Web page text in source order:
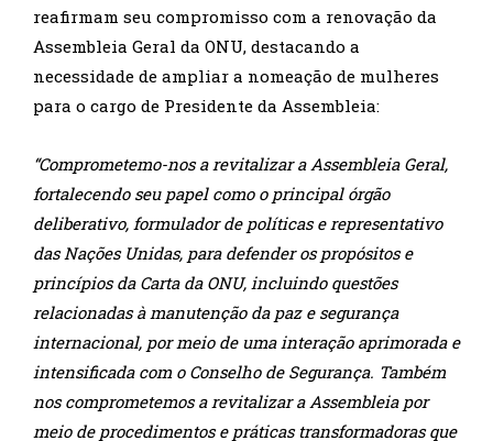
reafirmam seu compromisso com a renovação da
Assembleia Geral da ONU, destacando a
necessidade de ampliar a nomeação de mulheres
para o cargo de Presidente da Assembleia:
“Comprometemo-nos a revitalizar a Assembleia Geral,
fortalecendo seu papel como o principal órgão
deliberativo, formulador de políticas e representativo
das Nações Unidas, para defender os propósitos e
princípios da Carta da ONU, incluindo questões
relacionadas à manutenção da paz e segurança
internacional, por meio de uma interação aprimorada e
intensificada com o Conselho de Segurança. Também
nos comprometemos a revitalizar a Assembleia por
meio de procedimentos e práticas transformadoras que